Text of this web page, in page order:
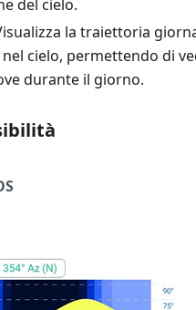
del cielo.
la traiettoria
cielo, permettendo di
durante il giorno.